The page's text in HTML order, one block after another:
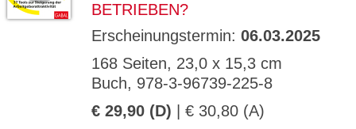
BETRIEBEN?
Erscheinungstermin: 06.03.2025
168 Seiten, 23,0 x 15,3 cm
Buch, 978-3-96739-225-8
€ 29,90 (D) | € 30,80 (A)